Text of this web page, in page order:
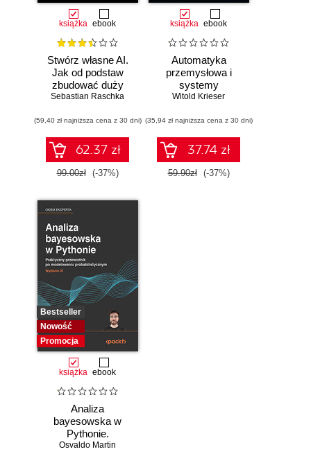
książka ebook
Stwórz własne AI.
Jak od podstaw
zbudować duży
model językowy
Sebastian Raschka
(59,40 zł najniższa cena z 30 dni)
62.37 zł
99.00zł (-37%)
książka ebook
Automatyka
przemysłowa i
systemy
sterowania w
Witold Krieser
(35,94 zł najniższa cena z 30 dni)
37.74 zł
59.90zł (-37%)
Bestseller
Nowość
Promocja
książka ebook
Analiza
bayesowska w
Pythonie.
Praktyczny
Osvaldo Martin